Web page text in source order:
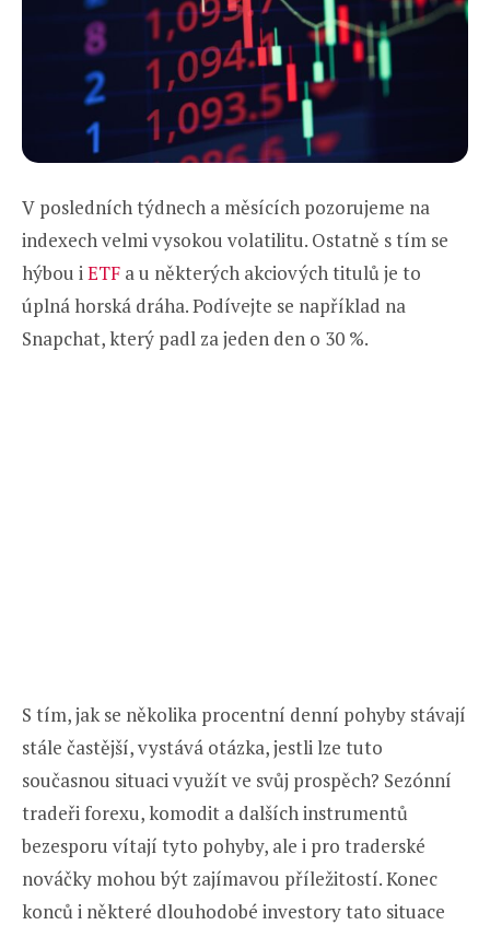
V posledních týdnech a měsících pozorujeme na
indexech velmi vysokou volatilitu. Ostatně s tím se
hýbou iETF a u některých akciových titulů je to
úplná horská dráha. Podívejte se například na
Snapchat, který padl za jeden den o 30 %.
S tím, jak se několika procentní denní pohyby stávají
stále častější, vystává otázka, jestli lze tuto
současnou situaci využít ve svůj prospěch? Sezónní
tradeři forexu, komodit a dalších instrumentů
bezesporu vítají tyto pohyby, ale i pro traderské
nováčky mohou být zajímavou příležitostí. Konec
konců i některé dlouhodobé investory tato situace